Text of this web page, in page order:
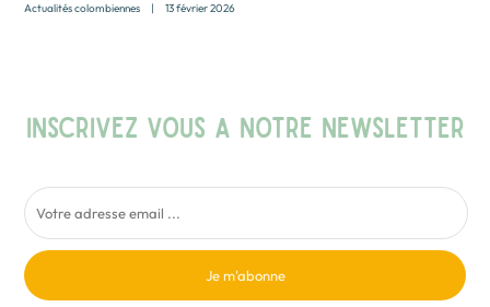
Actualités colombiennes | 13 février 2026
INSCRIVEZ VOUS A NOTRE NEWSLETTER
Je m'abonne